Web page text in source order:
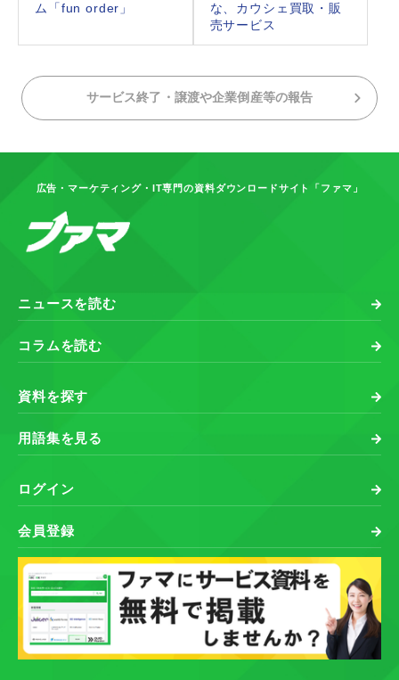
ム「fun order」
な、カウシェ買取・販
売サービス
サービス終了・譲渡や企業倒産等の報告
広告・マーケティング・IT専門の資料ダウンロードサイト「ファマ」
ニュースを読む
コラムを読む
資料を探す
用語集を見る
ログイン
会員登録